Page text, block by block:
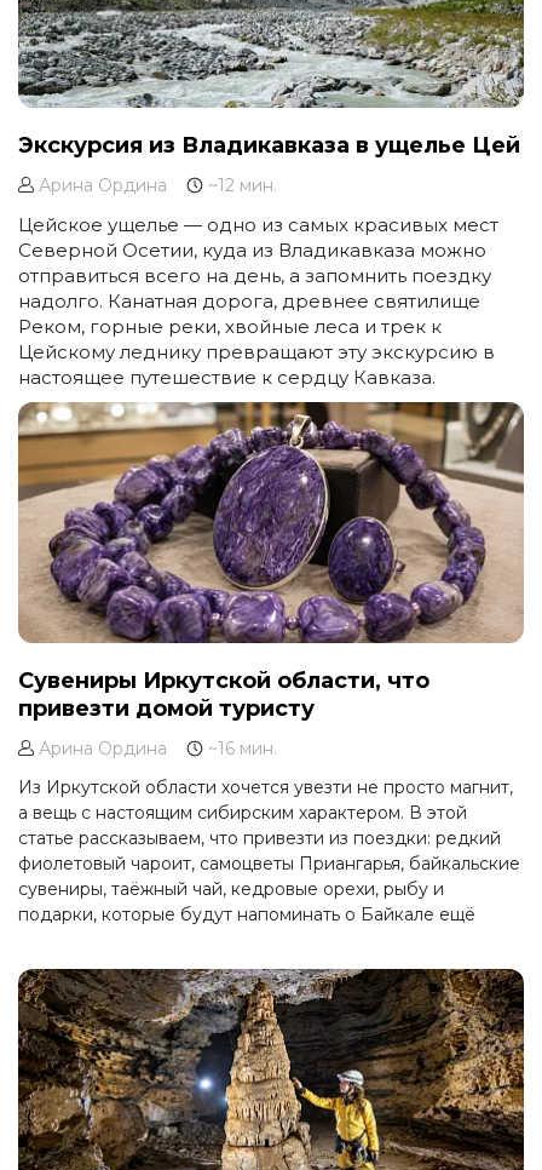
Экскурсия из Владикавказа в ущелье Цей
Арина Ордина ~12 мин.
Цейское ущелье — одно из самых красивых мест
Северной Осетии, куда из Владикавказа можно
отправиться всего на день, а запомнить поездку
надолго. Канатная дорога, древнее святилище
Реком, горные реки, хвойные леса и трек к
Цейскому леднику превращают эту экскурсию в
настоящее путешествие к сердцу Кавказа.
Сувениры Иркутской области, что
привезти домой туристу
Арина Ордина
~16 мин.
Из Иркутской области хочется увезти не просто магнит,
а вещь с настоящим сибирским характером. В этой
статье рассказываем, что привезти из поездки: редкий
фиолетовый чароит, самоцветы Приангарья, байкальские
сувениры, таёжный чай, кедровые орехи, рыбу и
подарки, которые будут напоминать о Байкале ещё